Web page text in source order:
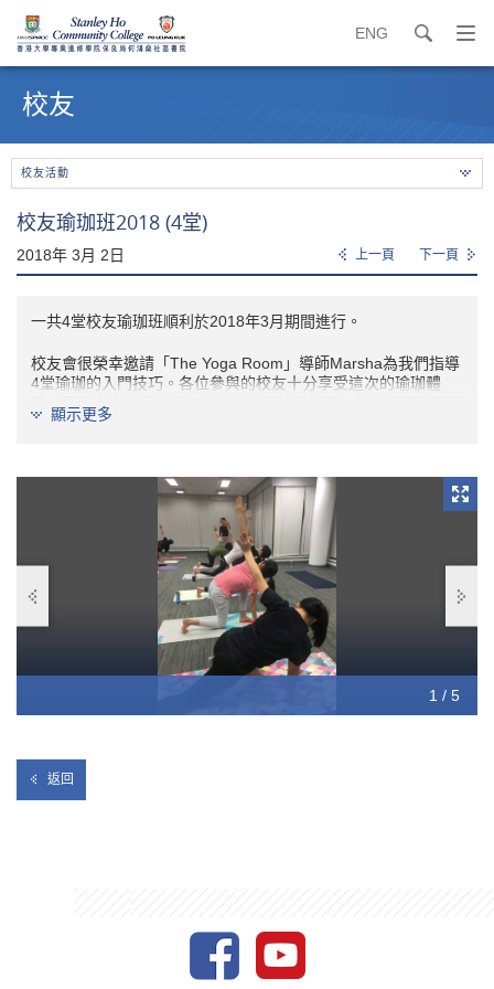
ENG search
打
開
始
校友
校友活動
校友瑜珈班2018 (4堂)
2018年 3月 2日 上一頁 下一頁
一共4堂校友瑜珈班順利於2018年3月期間進行。
校友會很榮幸邀請「The Yoga Room」導師Marsha為我們指導
4堂瑜珈的入門技巧。各位參與的校友十分享受這次的瑜珈體
驗，同時亦十分喜歡校友會送給他們的瑜珈墊。校友學習到不同
的瑜珈動作和感受自己身體的技巧, 多位校友均表示希望將來繼
顯示更多
1 / 5
2 / 5
3 / 5
4 / 5
5 / 5
返回